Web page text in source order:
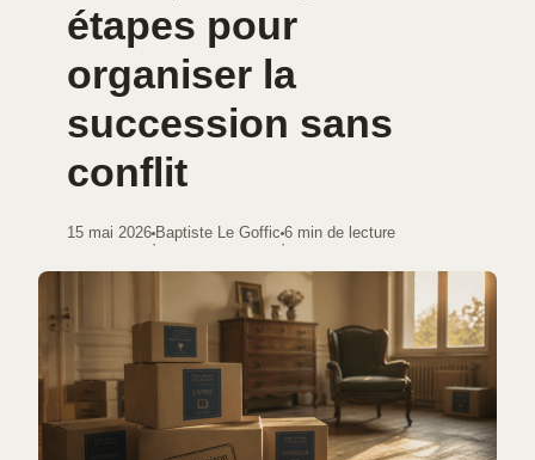
étapes pour
organiser la
succession sans
conflit
15 mai 2026
·
Baptiste Le Goffic
·
6 min de lecture